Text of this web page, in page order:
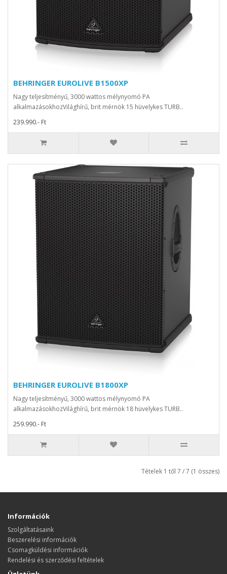
BEHRINGER EUROLIVE B1500XP
Nagy teljesítményű, 3000 wattos mélynyomó PA
alkalmazásokhozVilághírű, brit mérnök 15 hüvelykes TURB..
239.990.- Ft
BEHRINGER EUROLIVE B1800XP
Nagy teljesítményű, 3000 wattos mélynyomó PA
alkalmazásokhozVilághírű, brit mérnök 18 hüvelykes TURB..
259.990.- Ft
Tételek 1 től 7 / 7 (1 összes)
Információk
Szolgáltatásaink
Beszerelési információk
Csomagküldési információk
Rendelési és szerződési feltételek